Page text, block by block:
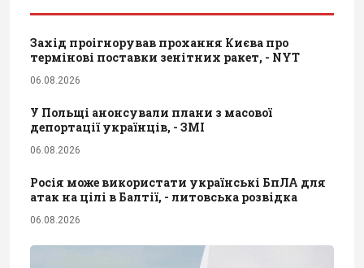
Захід проігнорував прохання Києва про
термінові поставки зенітних ракет, - NYT
06.08.2026
У Польщі анонсували плани з масової
депортації українців, - ЗМІ
06.08.2026
Росія може використати українські БпЛА для
атак на цілі в Балтії, - литовська розвідка
06.08.2026